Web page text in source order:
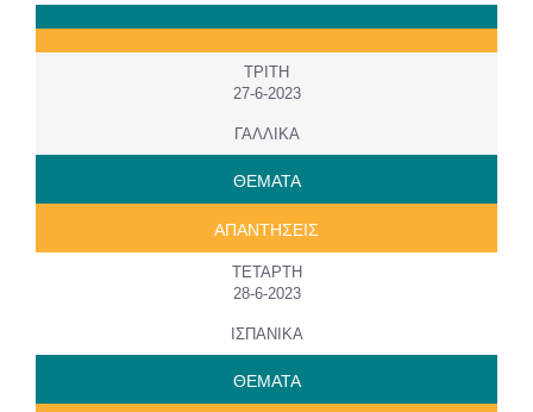
ΤΡΙΤΗ
27-6-2023
ΓΑΛΛΙΚΑ
ΘΕΜΑΤΑ
ΑΠΑΝΤΗΣΕΙΣ
ΤΕΤΑΡΤΗ
28-6-2023
ΙΣΠΑΝΙΚΑ
ΘΕΜΑΤΑ